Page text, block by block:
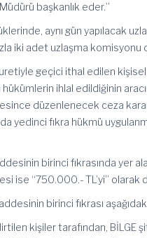
başkanlık eder.”
aynı gün yapılacak
iki adet uzlaşma komisyonu
geçici ithal edilen kişisel
ihlal edildiğinin aracın
düzenlenecek ceza
yedinci fıkra hükmü
birinci fıkrasında yer
ise “750.000.- TL’yi” olarak
birinci fıkrası
kişiler tarafından, BİLGE